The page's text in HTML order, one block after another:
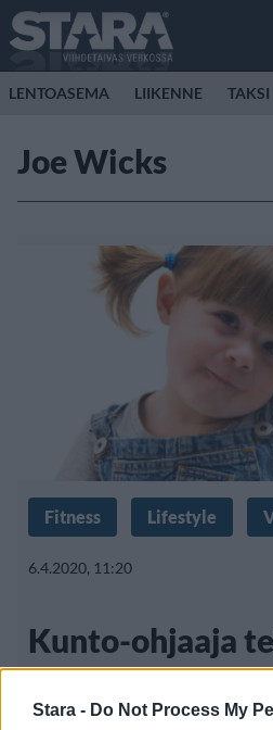
Stara - Do Not Process My
LENTOASEMA LIIKENNE TAKSI
Joe Wicks
Fitness Lifestyle
6.4.2020, 11:20
Kunto-ohjaaja